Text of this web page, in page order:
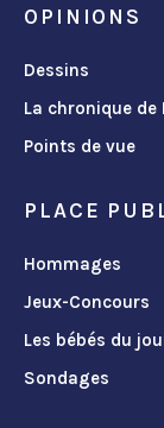
OPINIONS
Dessins
La chronique de
Points de vue
PLACE
Hommages
Jeux-Concours
Les bébés du
Sondages